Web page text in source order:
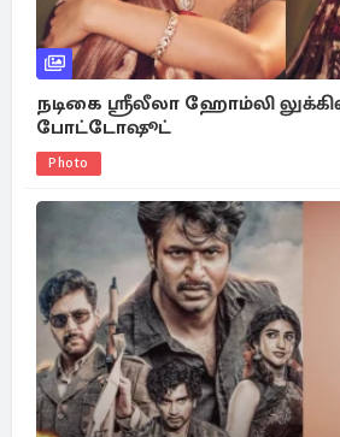
நடிகை ஸ்ரீலீலா ஹோம்லி
போட்டோஷூட்
Photo